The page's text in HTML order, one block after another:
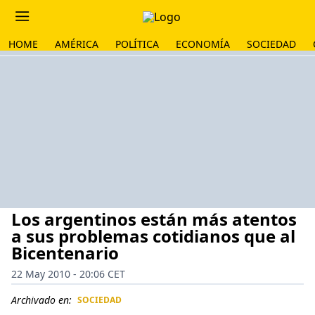
HOME AMÉRICA POLÍTICA ECONOMÍA SOCIEDAD
Los argentinos están más atentos
a sus problemas cotidianos que al
Bicentenario
22 May 2010 - 20:06 CET
Archivado en: SOCIEDAD